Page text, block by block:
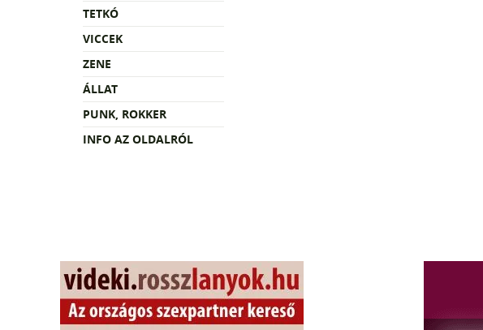
TETKÓ
VICCEK
ZENE
ÁLLAT
PUNK, ROKKER
INFO AZ OLDALRÓL